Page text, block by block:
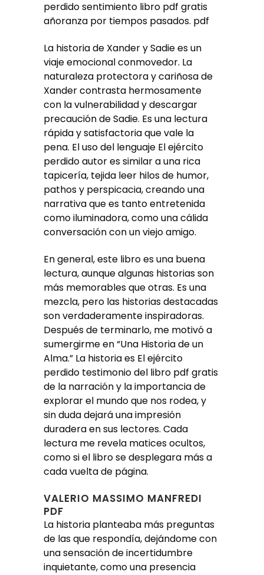
perdido sentimiento libro pdf gratis
añoranza por tiempos pasados. pdf
La historia de Xander y Sadie es un
viaje emocional conmovedor. La
naturaleza protectora y cariñosa de
Xander contrasta hermosamente
con la vulnerabilidad y descargar
precaución de Sadie. Es una lectura
rápida y satisfactoria que vale la
pena. El uso del lenguaje El ejército
perdido autor es similar a una rica
tapicería, tejida leer hilos de humor,
pathos y perspicacia, creando una
narrativa que es tanto entretenida
como iluminadora, como una cálida
conversación con un viejo amigo.
En general, este libro es una buena
lectura, aunque algunas historias son
más memorables que otras. Es una
mezcla, pero las historias destacadas
son verdaderamente inspiradoras.
Después de terminarlo, me motivó a
sumergirme en “Una Historia de un
Alma.” La historia es El ejército
perdido testimonio del libro pdf gratis
de la narración y la importancia de
explorar el mundo que nos rodea, y
sin duda dejará una impresión
duradera en sus lectores. Cada
lectura me revela matices ocultos,
como si el libro se desplegara más a
cada vuelta de página.
VALERIO MASSIMO MANFREDI
PDF
La historia planteaba más preguntas
de las que respondía, dejándome con
una sensación de incertidumbre
inquietante, como una presencia